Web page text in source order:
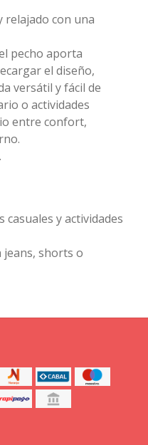
relajado con una
pecho aporta
el diseño,
versátil y fácil de
o actividades
entre confort,
casuales y actividades
jeans, shorts o